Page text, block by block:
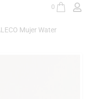
0
Mujer Water